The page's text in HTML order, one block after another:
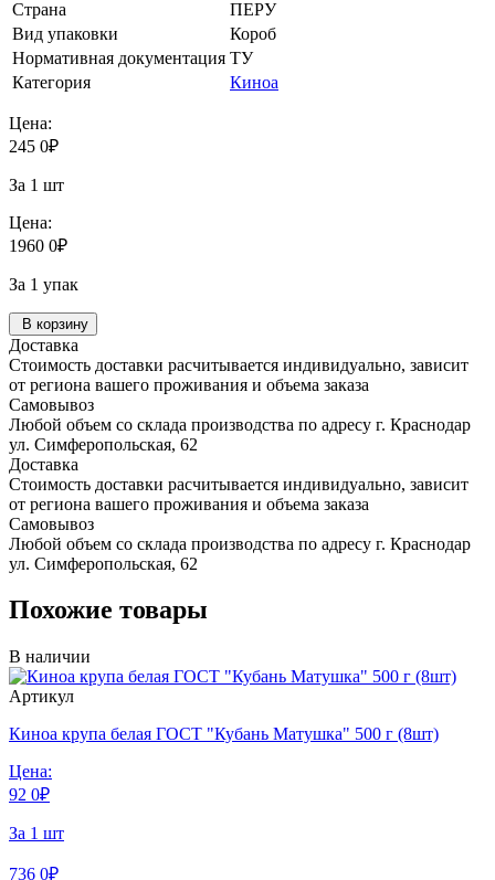
Страна
ПЕРУ
Вид упаковки
Короб
Нормативная документация ТУ
Категория
Киноа
Цена:
245 0₽
За 1 шт
Цена:
1960 0₽
За 1 упак
В корзину
Доставка
Стоимость доставки расчитывается индивидуально, зависит
от региона вашего проживания и объема заказа
Самовывоз
Любой объем со склада производства по адресу г. Краснодар
ул. Симферопольская, 62
Доставка
Стоимость доставки расчитывается индивидуально, зависит
от региона вашего проживания и объема заказа
Самовывоз
Любой объем со склада производства по адресу г. Краснодар
ул. Симферопольская, 62
Похожие товары
В наличии
Артикул
Киноа крупа белая ГОСТ "Кубань Матушка" 500 г (8шт)
Цена:
92 0₽
За 1 шт
736 0₽